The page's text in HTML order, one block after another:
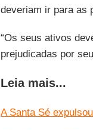
deveriam ir para as
“Os seus ativos
prejudicadas por
Leia mais...
A Santa Sé